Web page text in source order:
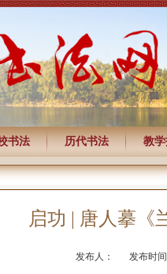
书法 历代书法 教
启功 | 唐人摹《
发布人： 发布时